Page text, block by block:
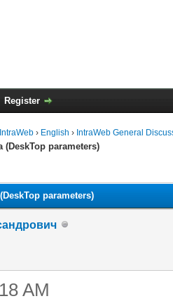
Register
IntraWeb › English › IntraWeb General
(DeskTop parameters)
parameters)
AM